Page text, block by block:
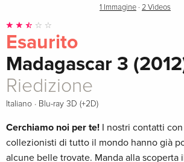
1 Immagine· 2 Videos
Esaurito
Madagascar 3
Riedizione
Italiano · Blu-ray 3D (+2D)
Cerchiamo noi per te! I nostri contatti
collezionisti di tutto il mondo hanno già
alcune belle trovate. Manda alla scoperta